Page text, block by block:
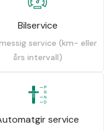
Bilservice
service (km- eller
års intervall)
service